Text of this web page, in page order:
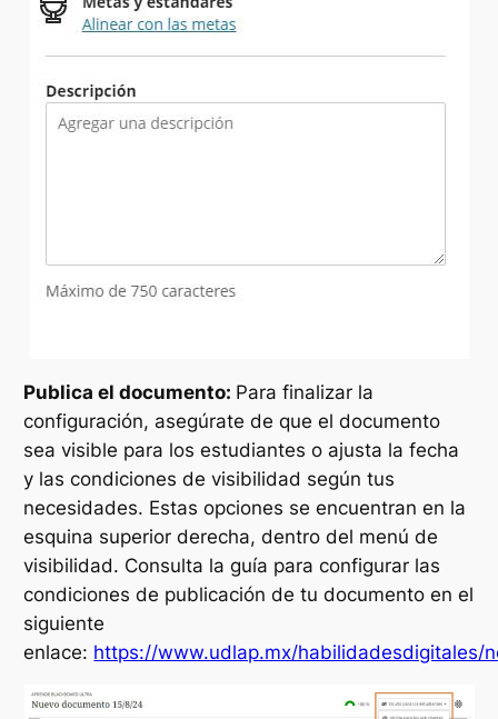
Publica el documento: Para finalizar la
configuración, asegúrate de que el documento
sea visible para los estudiantes o ajusta la fecha
y las condiciones de visibilidad según tus
necesidades. Estas opciones se encuentran en la
esquina superior derecha, dentro del menú de
visibilidad. Consulta la guía para configurar las
condiciones de publicación de tu documento en el
siguiente
enlace: https://www.udlap.mx/habilidadesdigitales/